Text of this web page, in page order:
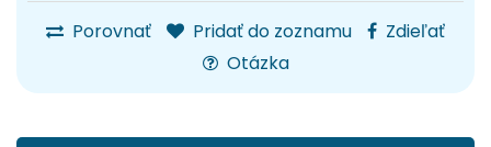
Porovnať Pridať do zoznamu
Zdieľať
Otázka